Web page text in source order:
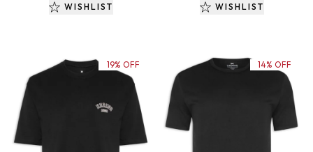
WISHLIST WISHLIST
19% OFF 14% OFF